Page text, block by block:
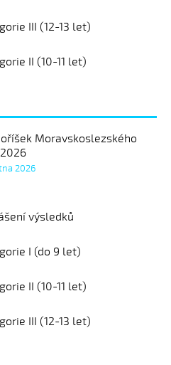
III (12-13 let)
II (10-11 let)
Moravskoslezského
2026
výsledků
I (do 9 let)
II (10-11 let)
III (12-13 let)